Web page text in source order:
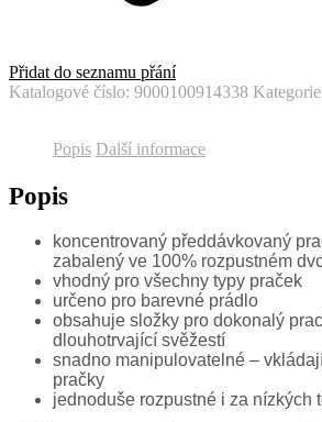
Přidat do seznamu přání
Katalogové číslo: 9000100914338
Popis Další informace
Popis
koncentrovaný předdávkovaný
zabalený ve 100% rozpustném
vhodný pro všechny typy praček
určeno pro barevné prádlo
obsahuje složky pro dokonalý
dlouhotrvající svěžestí
snadno manipulovatelné –
pračky
jednoduše rozpustné i za nízkých